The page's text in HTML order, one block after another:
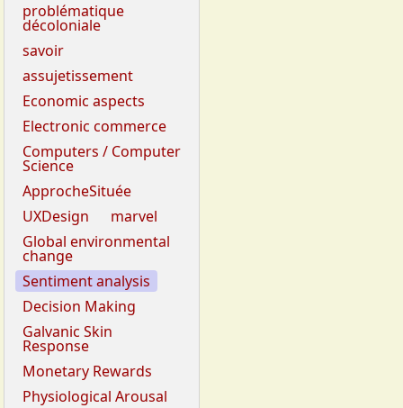
problématique
décoloniale
savoir
assujetissement
Economic aspects
Electronic commerce
Computers / Computer
Science
ApprocheSituée
UXDesign
marvel
Global environmental
change
Sentiment analysis
Decision Making
Galvanic Skin
Response
Monetary Rewards
Physiological Arousal